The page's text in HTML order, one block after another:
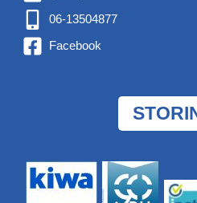
06-13504877
Facebook